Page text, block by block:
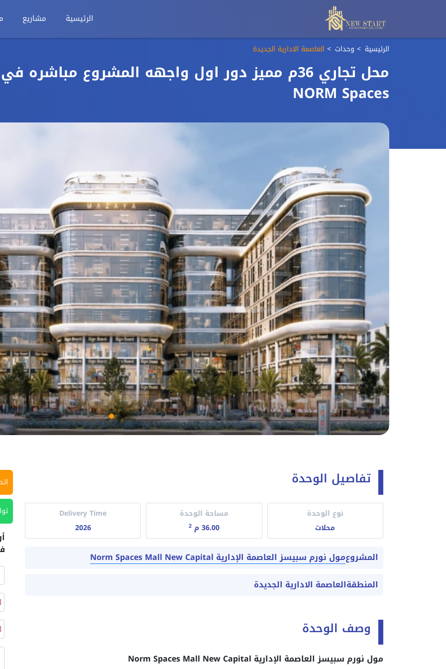
الرئيسية مشاريع
الرئيسية وحدات العاصمة الادارية الجديدة
محل تجاري 36م مميز دور اول واجهه المشروع مباشره في
NORM Spaces
تفاصيل الوحدة
نوع الوحدة
محلات
مساحة الوحدة
36.00 م
2
Delivery Time
2026
المشروعمول نورم سبيسز العاصمة الإدارية Norm Spaces Mall New Capital
المنطقةالعاصمة الادارية الجديدة
وصف الوحدة
مول نورم سبيسز العاصمة الإدارية Norm Spaces Mall New Capital